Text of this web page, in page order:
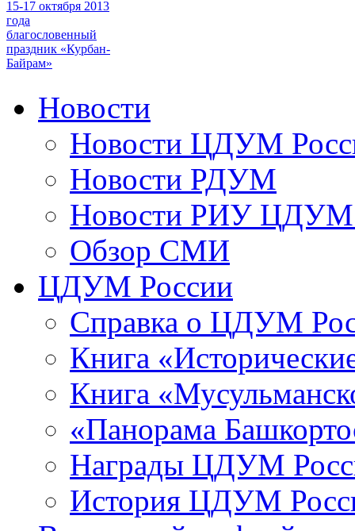
15-17 октября 2013
года
благословенный
праздник «Курбан-
Байрам»
Новости
Новости ЦДУМ
Новости РДУМ
Новости РИУ ЦДУМ
Обзор СМИ
ЦДУМ России
Справка о ЦДУМ
Книга
Книга
«Панорама
Награды ЦДУМ
История ЦДУМ